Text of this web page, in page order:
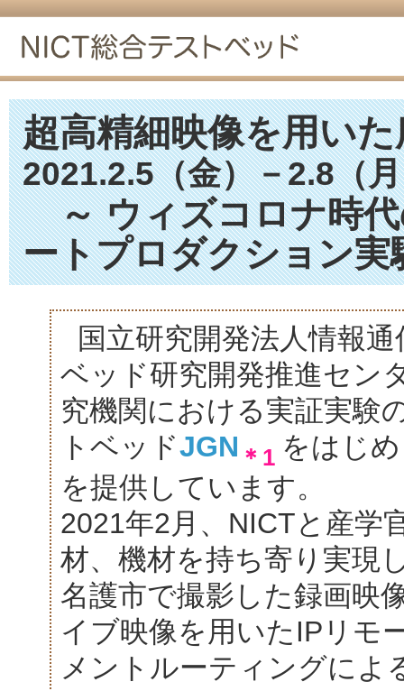
超高精細映像を用い
2021.2.5（金）－2.8（
～ ウィズコロナ時
ートプロダクション実
国立研究開発法人情報通
ベッド研究開発推進セン
究機関における実証実験
トベッドJGN ＊1 をはじ
を提供しています。
2021年2月、NICTと産学
材、機材を持ち寄り実現
名護市で撮影した録画映
イブ映像を用いたIPリモ
メントルーティングによ